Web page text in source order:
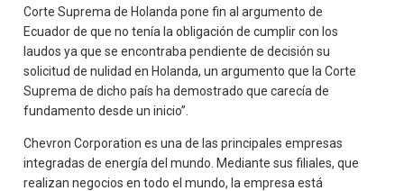
Corte Suprema de Holanda pone fin al argumento de
Ecuador de que no tenía la obligación de cumplir con los
laudos ya que se encontraba pendiente de decisión su
solicitud de nulidad en Holanda, un argumento que la Corte
Suprema de dicho país ha demostrado que carecía de
fundamento desde un inicio”.
Chevron Corporation es una de las principales empresas
integradas de energía del mundo. Mediante sus filiales, que
realizan negocios en todo el mundo, la empresa está